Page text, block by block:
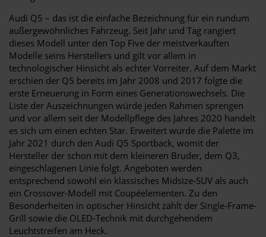
Audi Q5 – das ist die einfache Bezeichnung für ein rundum
außergewöhnliches Fahrzeug. Seit Jahr und Tag rangiert
dieses Modell unter den Top Five der meistverkauften
Modelle seins Herstellers und gilt vor allem in
technologischer Hinsicht als echter Vorreiter. Auf dem Markt
erschien der Q5 bereits im Jahr 2008 und 2017 folgte die
erste Erneuerung in Form eines Generationswechsels. Die
Liste der Auszeichnungen würde jeden Rahmen sprengen
und vor allem seit der Modellpflege des Jahres 2020 handelt
es sich um einen echten Star. Erweitert wurde die Palette im
Jahr 2021 durch den Audi Q5 Sportback, womit der
Hersteller der schon mit dem kleineren Bruder, dem Q3,
eingeschlagenen Linie folgt. Angeboten werden
entsprechend sowohl ein klassisches Midsize-SUV als auch
ein Crossover-Modell mit Coupéelementen. Zu den
Besonderheiten in optischer Hinsicht zählt der Single-Frame-
Grill sowie die OLED-Technik mit durchgehendem
Leuchtstreifen am Heck.